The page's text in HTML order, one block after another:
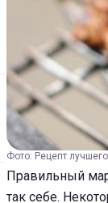
Фото: Рецепт
Правильный
так себе.